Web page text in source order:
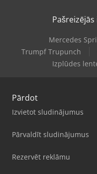
Mercedes
Trumpf Trupunch
Izplūdes
Pārdot
Izvietot sludinājumus
Pārvaldīt sludinājumus
Rezervēt reklāmu